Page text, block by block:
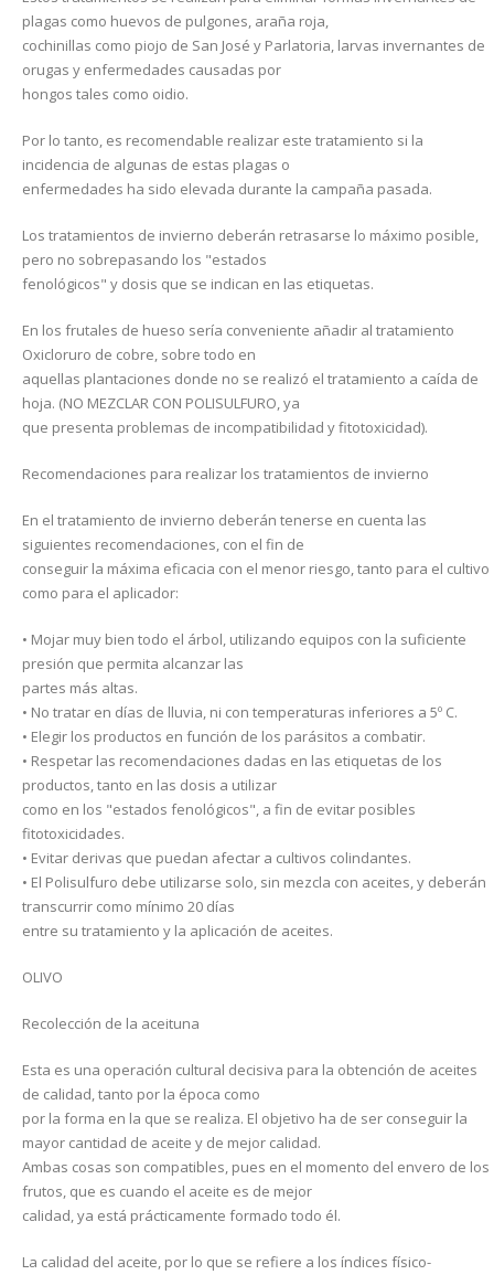
plagas como huevos de pulgones, araña roja,
cochinillas como piojo de San José y Parlatoria, larvas invernantes de
orugas y enfermedades causadas por
hongos tales como oidio.
Por lo tanto, es recomendable realizar este tratamiento si la
incidencia de algunas de estas plagas o
enfermedades ha sido elevada durante la campaña pasada.
Los tratamientos de invierno deberán retrasarse lo máximo posible,
pero no sobrepasando los "estados
fenológicos" y dosis que se indican en las etiquetas.
En los frutales de hueso sería conveniente añadir al tratamiento
Oxicloruro de cobre, sobre todo en
aquellas plantaciones donde no se realizó el tratamiento a caída de
hoja. (NO MEZCLAR CON POLISULFURO, ya
que presenta problemas de incompatibilidad y fitotoxicidad).
Recomendaciones para realizar los tratamientos de invierno
En el tratamiento de invierno deberán tenerse en cuenta las
siguientes recomendaciones, con el fin de
conseguir la máxima eficacia con el menor riesgo, tanto para el cultivo
como para el aplicador:
• Mojar muy bien todo el árbol, utilizando equipos con la suficiente
presión que permita alcanzar las
partes más altas.
• No tratar en días de lluvia, ni con temperaturas inferiores a 5º C.
• Elegir los productos en función de los parásitos a combatir.
• Respetar las recomendaciones dadas en las etiquetas de los
productos, tanto en las dosis a utilizar
como en los "estados fenológicos", a fin de evitar posibles
fitotoxicidades.
• Evitar derivas que puedan afectar a cultivos colindantes.
• El Polisulfuro debe utilizarse solo, sin mezcla con aceites, y deberán
transcurrir como mínimo 20 días
entre su tratamiento y la aplicación de aceites.
OLIVO
Recolección de la aceituna
Esta es una operación cultural decisiva para la obtención de aceites
de calidad, tanto por la época como
por la forma en la que se realiza. El objetivo ha de ser conseguir la
mayor cantidad de aceite y de mejor calidad.
Ambas cosas son compatibles, pues en el momento del envero de los
frutos, que es cuando el aceite es de mejor
calidad, ya está prácticamente formado todo él.
La calidad del aceite, por lo que se refiere a los índices físico-